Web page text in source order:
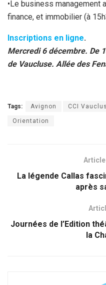
•Le business management
finance, et immobilier (à
Inscriptions en ligne.
Mercredi 6 décembre. De
de Vaucluse. Allée des
Tags: Avignon CCI
Orientation
La légende Callas
après
Journées de l’Edition
la